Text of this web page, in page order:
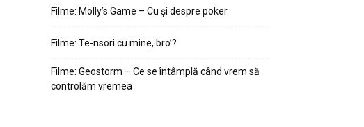
Filme: Molly’s Game – Cu și despre poker
Filme: Te-nsori cu mine, bro’?
Filme: Geostorm – Ce se întâmplă când vrem să
controlăm vremea